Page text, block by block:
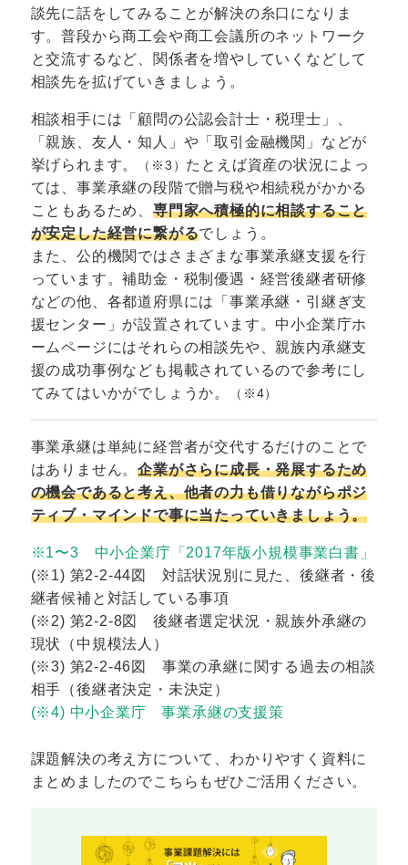
談先に話をしてみることが解決の糸口になりま
す。普段から商工会や商工会議所のネットワーク
と交流するなど、関係者を増やしていくなどして
相談先を拡げていきましょう。
相談相手には「顧問の公認会計士・税理士」、
「親族、友人・知人」や「取引金融機関」などが
挙げられます。
（※3） たとえば資産の状況によっ
ては、事業承継の段階で贈与税や相続税がかかる
こともあるため、 専門家へ積極的に相談すること
が安定した経営に繋がるでしょう。
また、公的機関ではさまざまな事業承継支援を行
っています。補助金・税制優遇・経営後継者研修
などの他、各都道府県には「事業承継・引継ぎ支
援センター」が設置されています。中小企業庁ホ
ームページにはそれらの相談先や、親族内承継支
援の成功事例なども掲載されているので参考にし
てみてはいかがでしょうか。
（※4）
事業承継は単純に経営者が交代するだけのことで
はありません。企業がさらに成長・発展するため
の機会であると考え、他者の力も借りながらポジ
ティブ・マインドで事に当たっていきましょう。
※1〜3 中小企業庁「2017年版小規模事業白書」
(※1) 第2-2-44図 対話状況別に見た、後継者・後
継者候補と対話している事項
(※2) 第2-2-8図 後継者選定状況・親族外承継の
現状（中規模法人）
(※3) 第2-2-46図 事業の承継に関する過去の相談
相手（後継者決定・未決定）
(※4) 中小企業庁 事業承継の支援策
課題解決の考え方について、わかりやすく資料に
まとめましたのでこちらもぜひご活用ください。